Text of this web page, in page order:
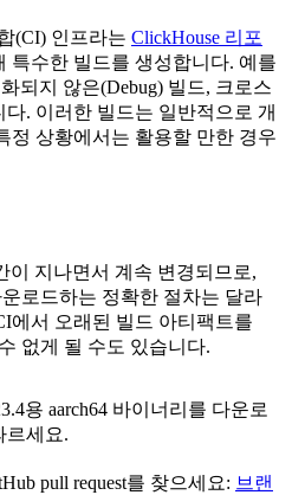
(CI) 인프라는 ClickHouse 리포
특수한 빌드를 생성합니다. 예를
되지 않은(Debug) 빌드, 크로스
. 이러한 빌드는 일반적으로 개
정 상황에서는 활용할 만한 경우
이 지나면서 계속 변경되므로,
로드하는 정확한 절차는 달라
에서 오래된 빌드 아티팩트를
없게 될 수도 있습니다.
용 aarch64 바이너리를 다운로
르세요.
pull request를 찾으세요: 브랜